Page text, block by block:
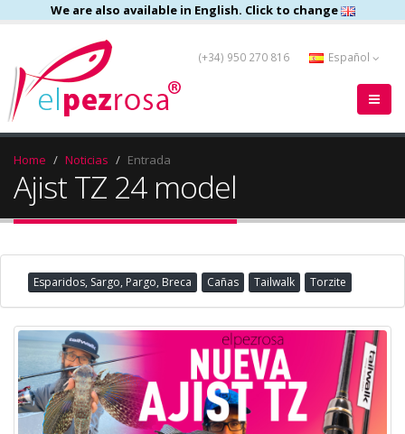
We are also available in English. Click to change
(+34) 950 270 816 Español
Home Noticias Entrada
Ajist TZ 24 model
Esparidos, Sargo, Pargo, Breca Cañas Tailwalk Torzite